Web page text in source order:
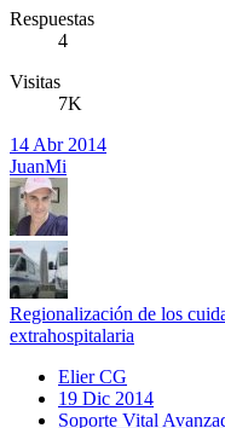
Respuestas
4
Visitas
7K
14 Abr 2014
JuanMi
Regionalización de los
extrahospitalaria
Elier CG
19 Dic 2014
Soporte Vital